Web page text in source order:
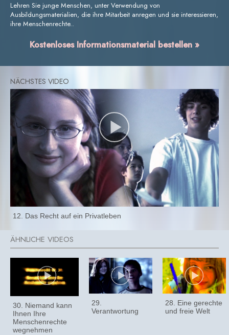
Lehren Sie junge Menschen, unter Verwendung von
Ausbildungsmaterialien, die ihre Mitarbeit anregen und sie interessieren,
ihre Menschenrechte..
Kostenloses Informationsmaterial bestellen »
12. Das Recht auf ein Privatleben
30. Niemand kann
Ihnen Ihre
Menschenrechte
wegnehmen
29.
Verantwortung
28. Eine gerechte
und freie Welt